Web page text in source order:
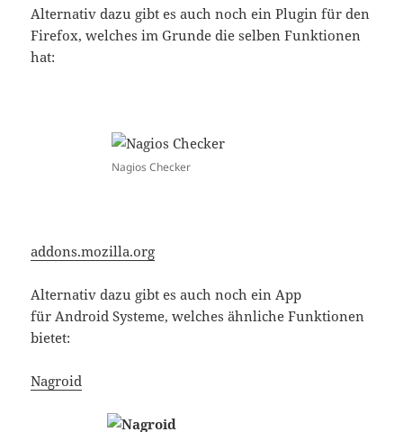
Alternativ dazu gibt es auch noch ein Plugin für den
Firefox, welches im Grunde die selben Funktionen
hat:
Nagios Checker
addons.mozilla.org
Alternativ dazu gibt es auch noch ein App
für Android Systeme, welches ähnliche Funktionen
bietet:
Nagroid